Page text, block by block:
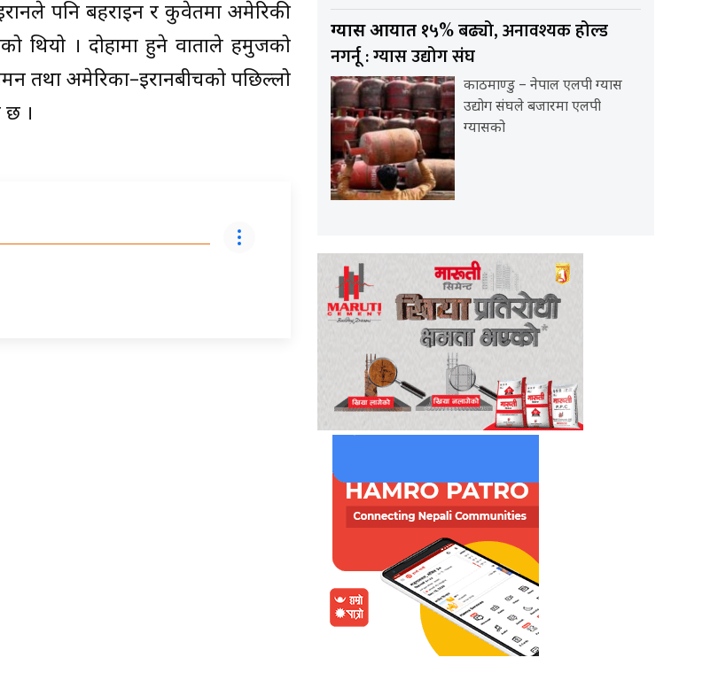
पनि बहराइन र कुवेतमा अमेरिकी
थियो । दोहामा हुने वार्ताले हर्मुजको
तथा अमेरिका–इरानबीचको पछिल्लो
छ ।
ग्यास आयात १५% बढ्यो, अनावश्यक होल्ड
नगर्नू : ग्यास उद्योग संघ
काठमाण्डु – नेपाल एलपी ग्यास
उद्योग संघले बजारमा एलपी
ग्यासको